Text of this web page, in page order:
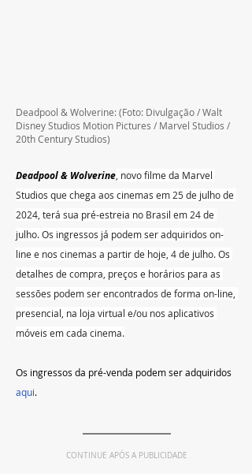
Deadpool & Wolverine: (Foto: Divulgação / Walt
Disney Studios Motion Pictures / Marvel Studios /
20th Century Studios)
Deadpool & Wolverine , novo filme da Marvel
Studios que chega aos cinemas em 25 de julho de
2024, terá sua pré-estreia no Brasil em 24 de
julho. Os ingressos já podem ser adquiridos on-
line e nos cinemas a partir de hoje, 4 de julho. Os
detalhes de compra, preços e horários para as
sessões podem ser encontrados de forma on-line,
presencial, na loja virtual e/ou nos aplicativos
móveis em cada cinema.
Os ingressos da pré-venda podem ser adquiridos
aqui.
CONTINUE APÓS A PUBLICIDADE